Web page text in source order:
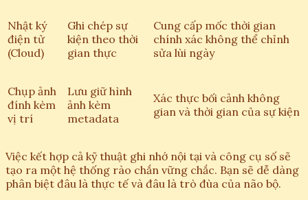
Nhật ký
điện tử
(Cloud)
Ghi chép sự
kiện theo thời
gian thực
Cung cấp mốc thời gian
chính xác không thể chỉnh
sửa lùi ngày
Chụp ảnh
đính kèm
vị trí
Lưu giữ hình
ảnh kèm
metadata
Xác thực bối cảnh không
gian và thời gian của sự kiện
Việc kết hợp cả kỹ thuật ghi nhớ nội tại và công cụ số sẽ
tạo ra một hệ thống rào chắn vững chắc. Bạn sẽ dễ dàng
phân biệt đâu là thực tế và đâu là trò đùa của não bộ.